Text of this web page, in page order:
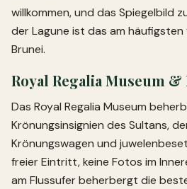
willkommen, und das Spiegelbild
der Lagune ist das am häufigsten
Brunei.
Royal Regalia Museum &
Das Royal Regalia Museum
Krönungsinsignien des Sultans,
Krönungswagen und
freier Eintritt, keine Fotos im
am Flussufer beherbergt die beste